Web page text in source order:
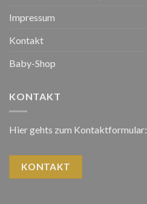
Impressum
Kontakt
Baby-Shop
KONTAKT
Hier gehts zum Kontaktformular:
KONTAKT